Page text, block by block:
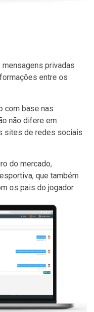
privadas
entre os
com base nas
não difere em
sites de redes sociais
do mercado,
que também
os pais do jogador.